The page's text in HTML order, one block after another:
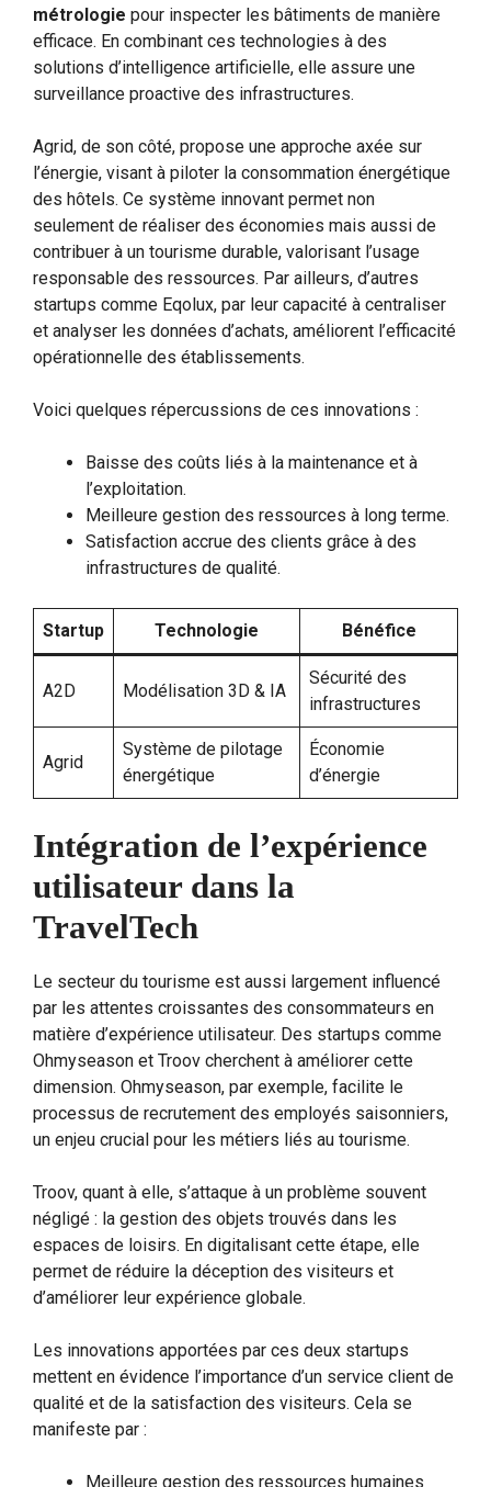
métrologie pour inspecter les bâtiments de manière
efficace. En combinant ces technologies à des
solutions d’intelligence artificielle, elle assure une
surveillance proactive des infrastructures.
Agrid, de son côté, propose une approche axée sur
l’énergie, visant à piloter la consommation énergétique
des hôtels. Ce système innovant permet non
seulement de réaliser des économies mais aussi de
contribuer à un tourisme durable, valorisant l’usage
responsable des ressources. Par ailleurs, d’autres
startups comme Eqolux, par leur capacité à centraliser
et analyser les données d’achats, améliorent l’efficacité
opérationnelle des établissements.
Voici quelques répercussions de ces innovations :
Baisse des coûts liés à la maintenance et à
l’exploitation.
Meilleure gestion des ressources à long terme.
Satisfaction accrue des clients grâce à des
infrastructures de qualité.
Startup Technologie Bénéfice
A2D Modélisation 3D & IA
Sécurité des
infrastructures
Agrid
Système de pilotage
énergétique
Économie
d’énergie
Intégration de l’expérience
utilisateur dans la
TravelTech
Le secteur du tourisme est aussi largement influencé
par les attentes croissantes des consommateurs en
matière d’expérience utilisateur. Des startups comme
Ohmyseason et Troov cherchent à améliorer cette
dimension. Ohmyseason, par exemple, facilite le
processus de recrutement des employés saisonniers,
un enjeu crucial pour les métiers liés au tourisme.
Troov, quant à elle, s’attaque à un problème souvent
négligé : la gestion des objets trouvés dans les
espaces de loisirs. En digitalisant cette étape, elle
permet de réduire la déception des visiteurs et
d’améliorer leur expérience globale.
Les innovations apportées par ces deux startups
mettent en évidence l’importance d’un service client de
qualité et de la satisfaction des visiteurs. Cela se
manifeste par :
Meilleure gestion des ressources humaines